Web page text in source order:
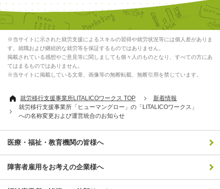
※当サイトに示された就労支援によるスキルの習得や就労状況等には個人差がありま
す。就職および継続的な就労等を保証するものではありません。
掲載されている感想やご意見等に関しましても個々人のものとなり、すべての方にあ
てはまるものではありません。
※当サイトに掲載している文章、画像等の無断転載、無断引用を禁じています。
就労移行支援事業所LITALICOワークス TOP
新着情報
就労移行支援事業所「ヒューマングロー」の「LITALICOワークス」
への名称変更および運営統合のお知らせ
医療・福祉・教育機関の皆様へ
障害者雇用をお考えの企業様へ